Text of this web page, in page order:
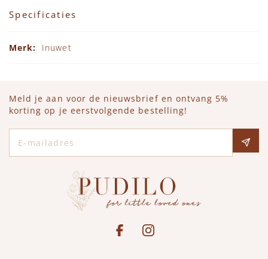
Specificaties
Inuwet
Meld je aan voor de nieuwsbrief en ontvang 5%
korting op je eerstvolgende bestelling!
See our FacebookBekijk onze Instagram pagina